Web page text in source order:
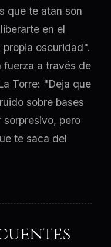
que te atan son
en el
oscuridad".
fuerza a través de
Torre: "Deja que
sobre bases
sorpresivo, pero
te saca del